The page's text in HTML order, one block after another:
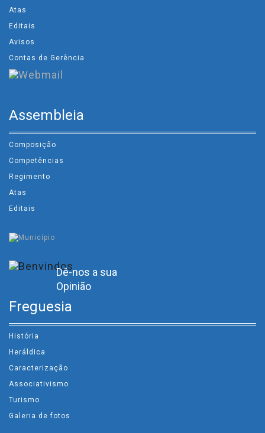
Atas
Editais
Avisos
Contas de Gerência
Assembleia
Composição
Competências
Regimento
Atas
Editais
Dê-nos a sua
Opinião
Freguesia
História
Heráldica
Caracterização
Associativismo
Turismo
Galeria de fotos